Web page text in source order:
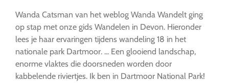
Wanda Catsman van het weblog Wanda Wandelt ging
op stap met onze gids Wandelen in Devon. Hieronder
lees je haar ervaringen tijdens wandeling 18 in het
nationale park Dartmoor. ... Een glooiend landschap,
enorme vlaktes die doorsneden worden door
kabbelende riviertjes. Ik ben in Dartmoor National Park!